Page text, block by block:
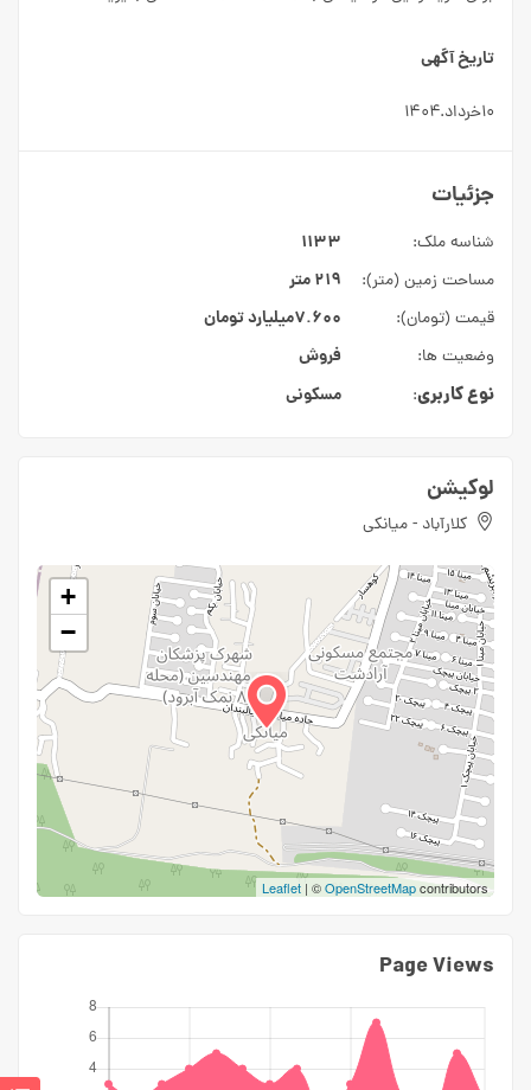
تاریخ آگهی
۱۰خرداد.۱۴۰۴
جزئیات
شناسه ملک: ۱۱۳۳
مساحت زمین (متر): ۲۱۹ متر
قیمت (تومان): ۷.۶۰۰میلیارد تومان
وضعیت ها: فروش
نوع کاربری: مسکونی
لوکیشن
کلارآباد - میانکی
+
−
Leaflet | ©OpenStreetMapcontributors
Page Views